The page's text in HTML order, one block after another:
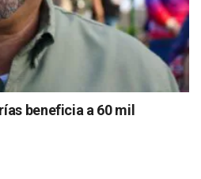
beneficia a 60 mil